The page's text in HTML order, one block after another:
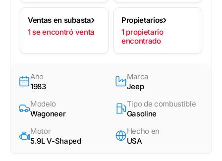
Ventas en subasta
1 se encontró venta
Propietarios
1 propietario
encontrado
Año
1983
Marca
Jeep
Modelo
Wagoneer
Tipo de combustible
Gasoline
Motor
5.9L V-Shaped
Hecho en
USA